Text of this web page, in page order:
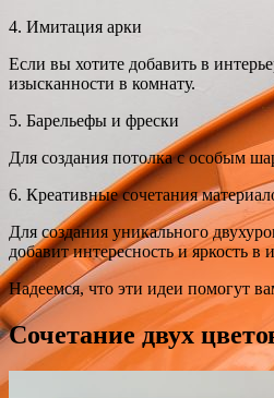
4. Имитация арки
Если вы хотите добавить в
изысканности в комнату.
5. Барельефы и фрески
Для создания потолка с особым
6. Креативные сочетания
Для создания уникального
добавит интересность и яркость в
Надеемся, что эти идеи помогут
Сочетание двух